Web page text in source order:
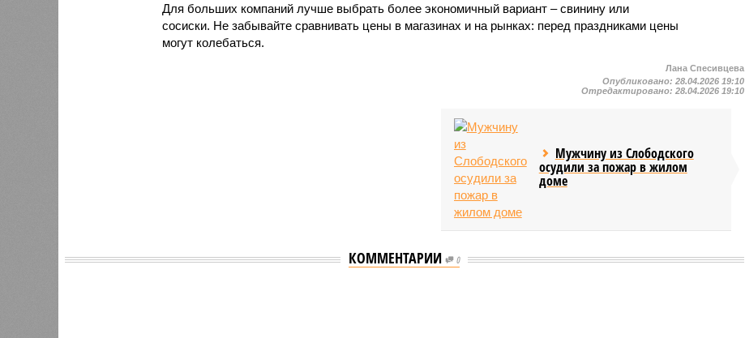
Для больших компаний лучше выбрать более экономичный вариант – свинину или
сосиски. Не забывайте сравнивать цены в магазинах и на рынках: перед праздниками цены
могут колебаться.
Лана Спесивцева
Опубликовано:28.04.2026 19:10
Отредактировано:28.04.2026 19:10
Мужчину из Слободского
осудили за пожар в жилом
доме
КОММЕНТАРИИ 0